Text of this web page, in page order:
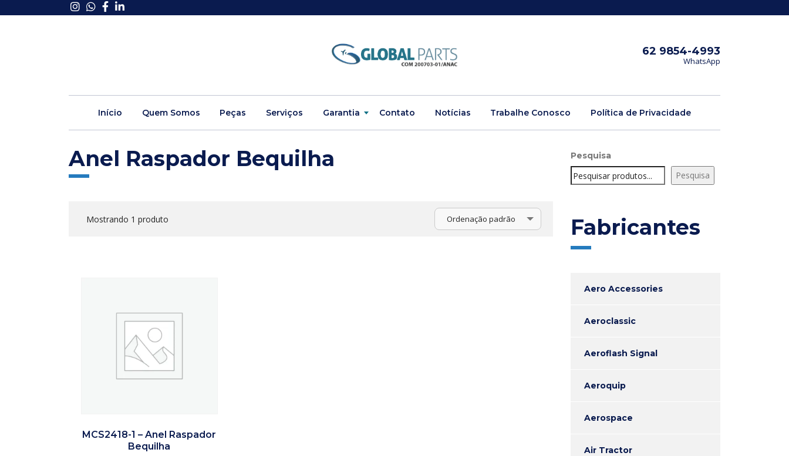
62 9854-4993
WhatsApp
Início Quem Somos Peças Serviços Garantia Contato Notícias Trabalhe Conosco Política de Privacidade
Anel Raspador Bequilha
Mostrando 1 produto Ordenação padrão
MCS2418-1 – Anel Raspador
Bequilha
Pesquisa
Pesquisa
Fabricantes
Aero Accessories
Aeroclassic
Aeroflash Signal
Aeroquip
Aerospace
Air Tractor